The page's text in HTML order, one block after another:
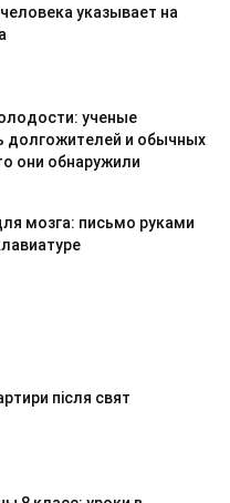
указывает на
ученые
долгожителей и обычных
они обнаружили
мозга: письмо руками
після свят